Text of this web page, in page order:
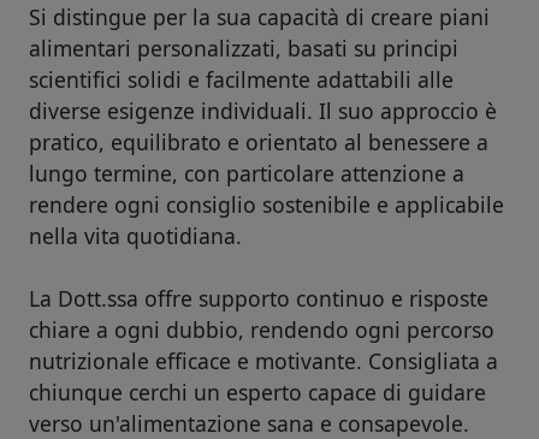
Si distingue per la sua capacità di creare piani
alimentari personalizzati, basati su principi
scientifici solidi e facilmente adattabili alle
diverse esigenze individuali. Il suo approccio è
pratico, equilibrato e orientato al benessere a
lungo termine, con particolare attenzione a
rendere ogni consiglio sostenibile e applicabile
nella vita quotidiana.
La Dott.ssa offre supporto continuo e risposte
chiare a ogni dubbio, rendendo ogni percorso
nutrizionale efficace e motivante. Consigliata a
chiunque cerchi un esperto capace di guidare
verso un'alimentazione sana e consapevole.